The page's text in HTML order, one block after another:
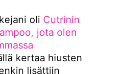
oli Cutrinin
jota olen
kertaa hiusten
lisättiin